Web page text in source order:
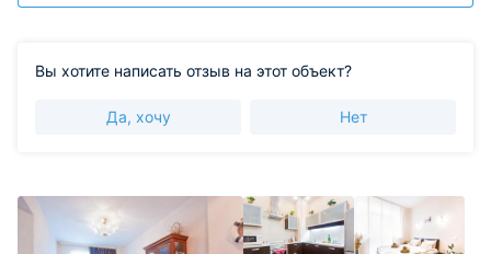
Вы хотите написать отзыв на этот объект?
Да, хочу Нет